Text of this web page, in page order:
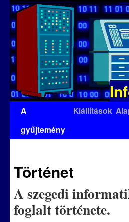
Kilépés
A
gyűjtemény
Kiállítások
Történet
A szegedi
foglalt története.